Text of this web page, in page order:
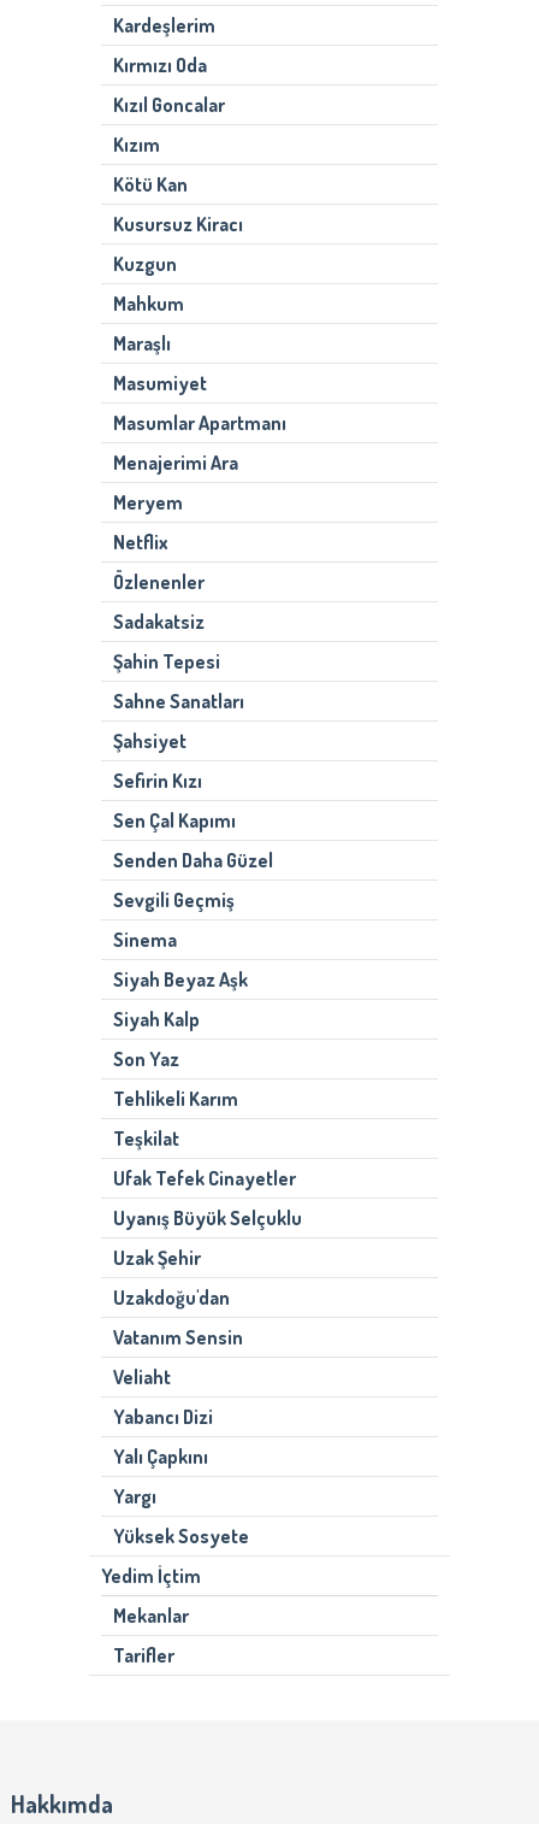
Kardeşlerim
Kırmızı Oda
Kızıl Goncalar
Kızım
Kötü Kan
Kusursuz Kiracı
Kuzgun
Mahkum
Maraşlı
Masumiyet
Masumlar Apartmanı
Menajerimi Ara
Meryem
Netflix
Özlenenler
Sadakatsiz
Şahin Tepesi
Sahne Sanatları
Şahsiyet
Sefirin Kızı
Sen Çal Kapımı
Senden Daha Güzel
Sevgili Geçmiş
Sinema
Siyah Beyaz Aşk
Siyah Kalp
Son Yaz
Tehlikeli Karım
Teşkilat
Ufak Tefek Cinayetler
Uyanış Büyük Selçuklu
Uzak Şehir
Uzakdoğu'dan
Vatanım Sensin
Veliaht
Yabancı Dizi
Yalı Çapkını
Yargı
Yüksek Sosyete
Yedim İçtim
Mekanlar
Tarifler
Hakkımda